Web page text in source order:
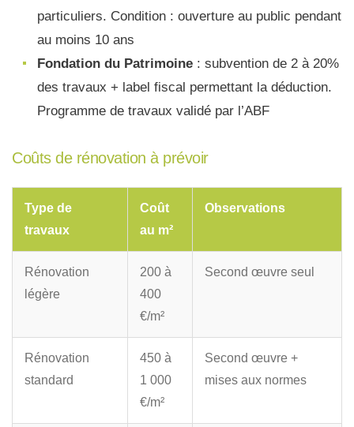
particuliers. Condition : ouverture au public pendant
au moins 10 ans
Fondation du Patrimoine : subvention de 2 à 20%
des travaux + label fiscal permettant la déduction.
Programme de travaux validé par l’ABF
Coûts de rénovation à prévoir
Type de
travaux
Coût
au m²
Observations
Rénovation
légère
200 à
400
€/m²
Second œuvre seul
Rénovation
standard
450 à
1 000
€/m²
Second œuvre +
mises aux normes